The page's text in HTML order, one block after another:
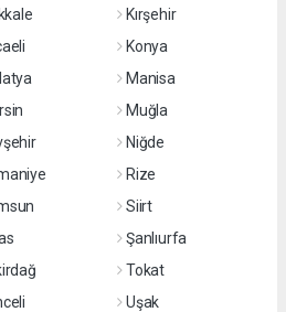
Kırşehir
Konya
Manisa
Muğla
Niğde
Rize
Siirt
Şanlıurfa
Tokat
Uşak